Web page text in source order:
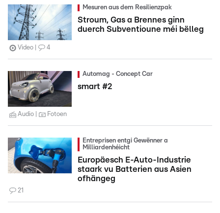
Mesuren aus dem Resilienzpak
Stroum, Gas a Brennes ginn
duerch Subventioune méi bëlleg
Video 4
Automag - Concept Car
smart #2
Audio Fotoen
Entreprisen entgi Gewënner a
Milliardenhéicht
Europäesch E-Auto-Industrie
staark vu Batterien aus Asien
ofhängeg
21